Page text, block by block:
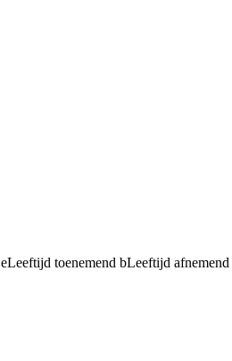
eLeeftijd toenemend bLeeftijd afnemend